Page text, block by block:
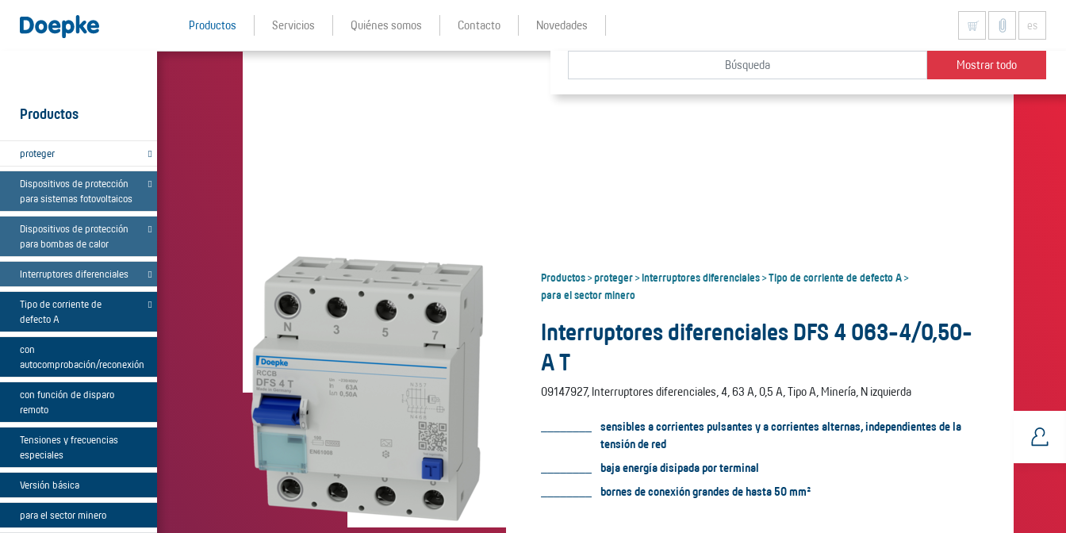
es
Productos Servicios Quiénes somos Contacto Novedades
Mostrar todo
Productos
proteger
Dispositivos de protección
para sistemas fotovoltaicos
Dispositivos de protección
para bombas de calor
Interruptores diferenciales
Tipo de corriente de
defecto A
con
autocomprobación/reconexión
con función de disparo
remoto
Tensiones y frecuencias
especiales
Versión básica
para el sector minero
Productos>proteger>Interruptores diferenciales>Tipo de corriente de defecto A>
para el sector minero
Interruptores diferenciales DFS 4 063-4/0,50-
A T
09147927, Interruptores diferenciales, 4, 63 A, 0,5 A, Tipo A, Minería, N izquierda
sensibles a corrientes pulsantes y a corrientes alternas, independientes de la
tensión de red
baja energía disipada por terminal
bornes de conexión grandes de hasta 50 mm²